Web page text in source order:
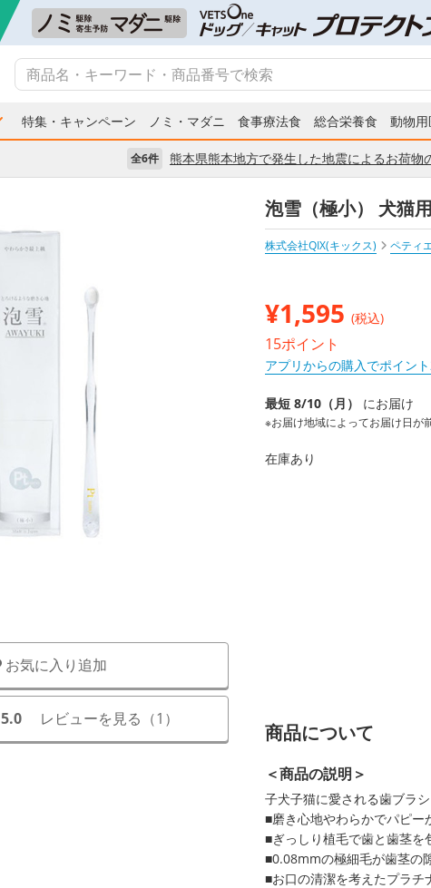
特集・キャンペーン ノミ・マダニ 食事療法食 総合栄養食 動物
全6件 熊本県熊本地方で発生した地震によるお荷物
お気に入り追加
5.0 レビューを見る（1 ）
泡雪（極小） 犬猫
株式会社QIX(キックス)
ペティ
¥1,595 (税込)
15ポイント
アプリからの購入でポイン
最短 8/10（月） にお届け
※お届け地域によってお届け日が
在庫あり
商品について
＜商品の説明＞
子犬子猫に愛される歯ブラシ
■磨き心地やわらかでパピー
■ぎっしり植毛で歯と歯茎を
■0.08mmの極細毛が歯茎の
■お口の清潔を考えたプラチ